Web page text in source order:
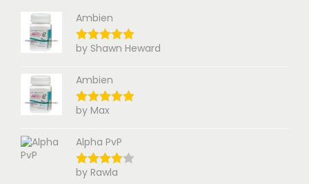
Ambien
by Shawn Heward
Ambien
by Max
Alpha PvP
by Rawla